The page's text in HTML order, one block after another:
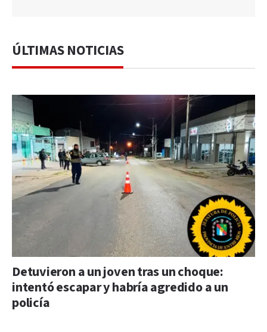
ÚLTIMAS NOTICIAS
Detuvieron a un joven tras un choque:
intentó escapar y habría agredido a un
policía